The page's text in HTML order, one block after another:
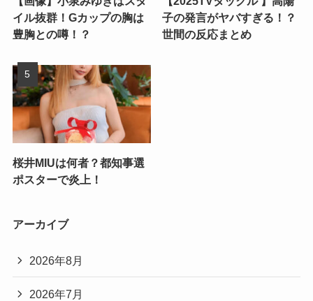
イル抜群！Gカップの胸は
豊胸との噂！？
子の発言がヤバすぎる！？
世間の反応まとめ
桜井MIUは何者？都知事選
ポスターで炎上！
アーカイブ
2026年8月
2026年7月